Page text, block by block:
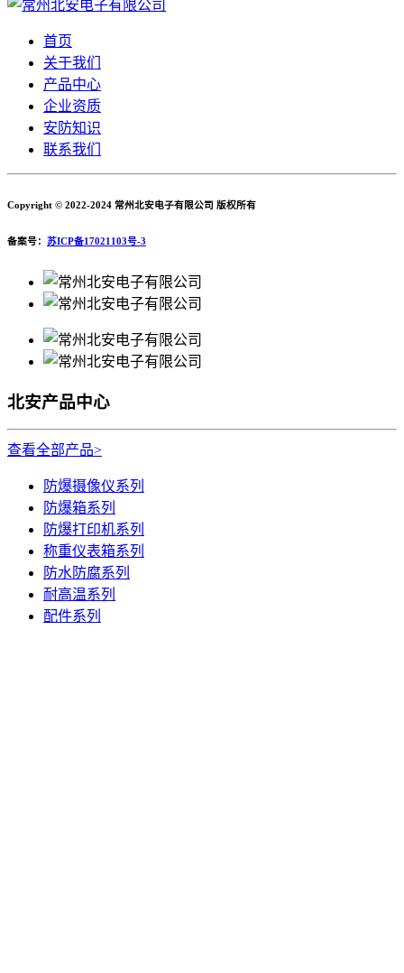
首页
关于我们
产品中心
企业资质
安防知识
联系我们
Copyright © 2022-2024 常州北安电子有限公司 版权所有
备案号： 苏ICP备17021103号-3
北安产品中心
查看全部产品>
防爆摄像仪系列
防爆箱系列
防爆打印机系列
称重仪表箱系列
防水防腐系列
耐高温系列
配件系列